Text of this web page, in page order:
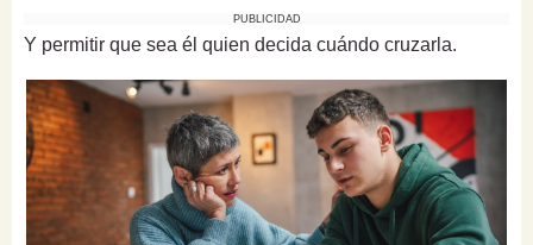
PUBLICIDAD
Y permitir que sea él quien decida cuándo cruzarla.